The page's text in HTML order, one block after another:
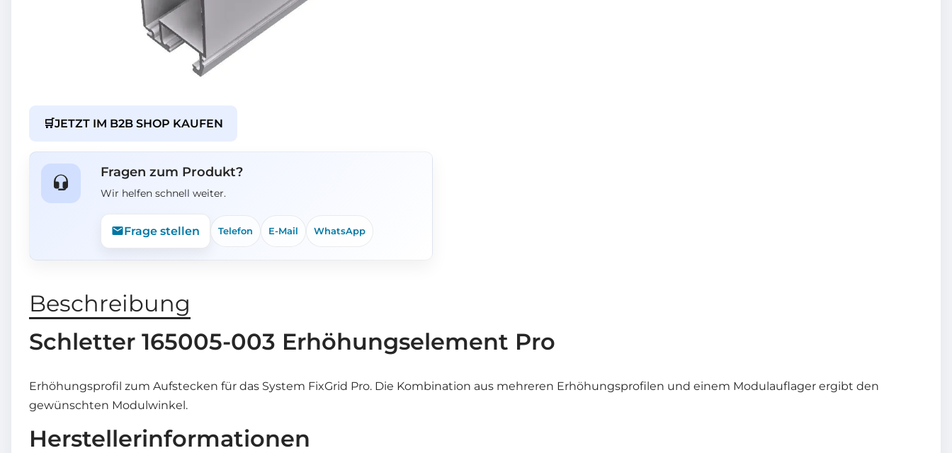
🛒JETZT IM B2B SHOP KAUFEN
Fragen zum Produkt?
Wir helfen schnell weiter.
Frage stellen Telefon E-Mail WhatsApp
Beschreibung
Schletter 165005-003 Erhöhungselement Pro
Erhöhungsprofil zum Aufstecken für das System FixGrid Pro. Die Kombination aus mehreren Erhöhungsprofilen und einem Modulauflager ergibt den
gewünschten Modulwinkel.
Herstellerinformationen